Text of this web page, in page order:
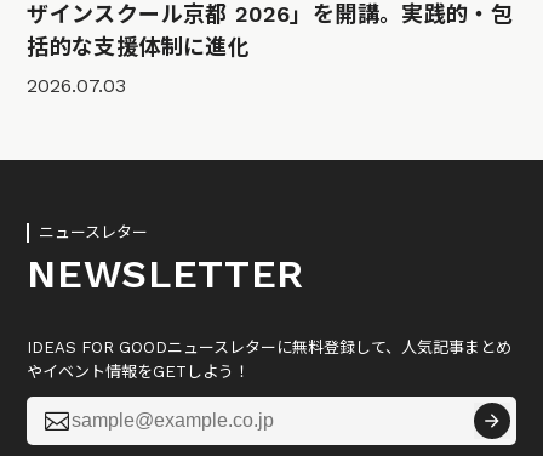
ザインスクール京都 2026」を開講。実践的・包
括的な支援体制に進化
2026.07.03
ニュースレター
NEWSLETTER
IDEAS FOR GOODニュースレターに無料登録して、人気記事まとめ
やイベント情報をGETしよう！
